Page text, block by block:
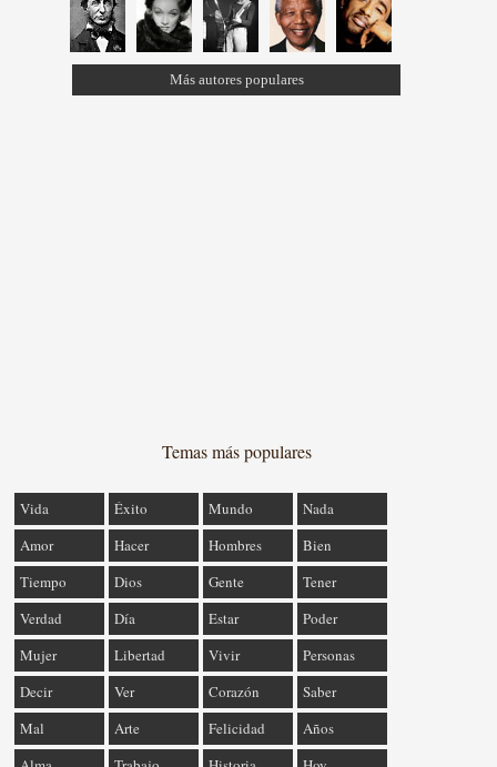
Más autores populares
Temas más populares
Vida Éxito Mundo
Nada
Amor
Hacer Hombres
Bien
Tiempo
Dios Gente
Tener
Verdad
Día Estar
Poder
Mujer
Libertad Vivir
Personas
Decir
Ver Corazón
Saber
Mal
Arte Felicidad
Años